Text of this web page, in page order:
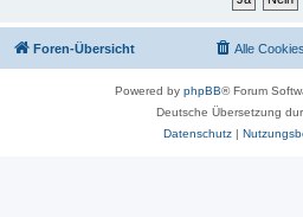
Foren-Übersicht Alle
Powered by phpBB® Forum
Deutsche Übersetzung
Datenschutz|